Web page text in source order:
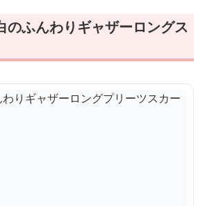
のふんわりギャザーロングス